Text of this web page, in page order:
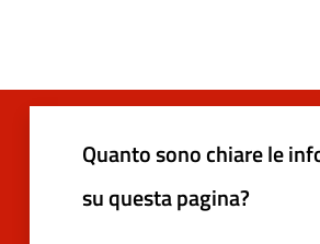
Quanto sono chiare le
su questa pagina?